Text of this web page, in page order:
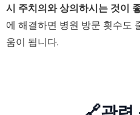
시 주치의와 상의하시는 것이
에 해결하면 병원 방문 횟수도
움이 됩니다.